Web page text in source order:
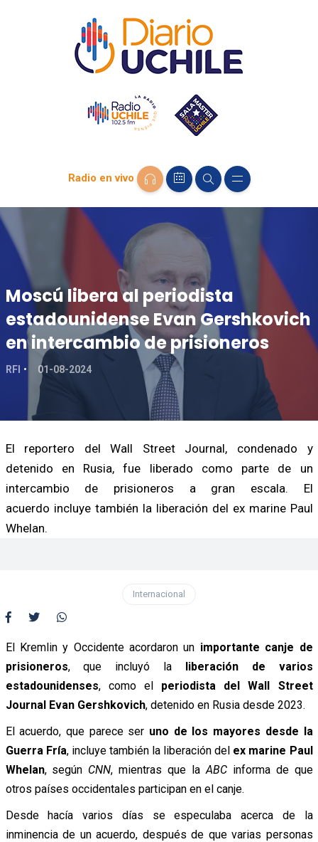
Radio en vivo
Moscú libera al periodista
estadounidense Evan Gershkovich
en intercambio de prisioneros
RFI 01-08-2024
El reportero del Wall Street Journal, condenado y
detenido en Rusia, fue liberado como parte de un
intercambio de prisioneros a gran escala. El
acuerdo incluye también la liberación del ex marine Paul
Whelan.
Internacional
El Kremlin y Occidente acordaron un importante canje de
prisioneros, que incluyó la liberación de varios
estadounidenses, como el periodista del Wall Street
Journal Evan Gershkovich, detenido en Rusia desde 2023.
El acuerdo, que parece ser uno de los mayores desde la
Guerra Fría, incluye también la liberación del ex marine Paul
Whelan, según CNN, mientras que la ABCinforma de que
otros países occidentales participan en el canje.
Desde hacía varios días se especulaba acerca de la
inminencia de un acuerdo, después de que varias personas